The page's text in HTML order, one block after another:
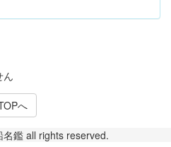
ん
へ
鑑 all rights reserved.